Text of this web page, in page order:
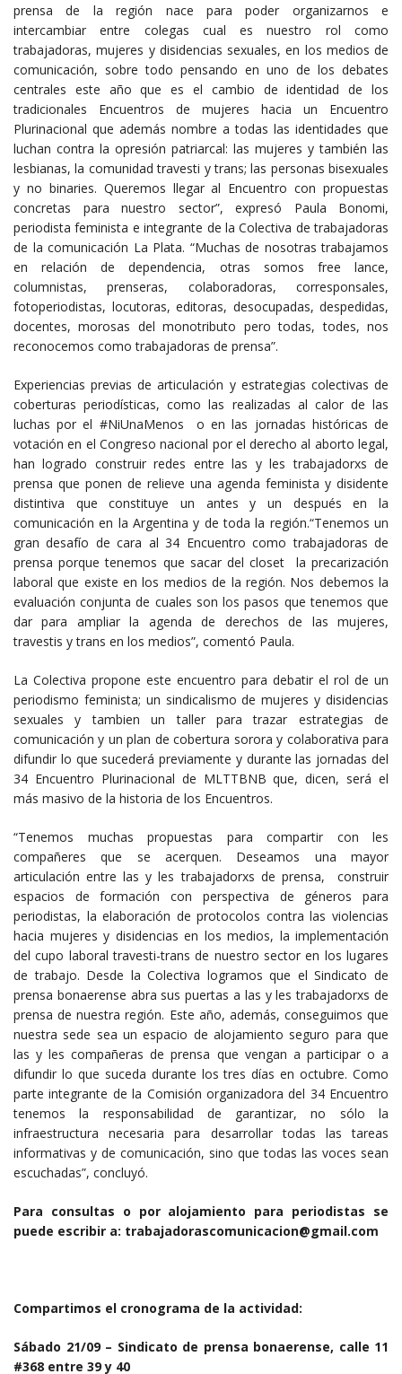
prensa de la región nace para poder organizarnos e
intercambiar entre colegas cual es nuestro rol como
trabajadoras, mujeres y disidencias sexuales, en los medios de
comunicación, sobre todo pensando en uno de los debates
centrales este año que es el cambio de identidad de los
tradicionales Encuentros de mujeres hacia un Encuentro
Plurinacional que además nombre a todas las identidades que
luchan contra la opresión patriarcal: las mujeres y también las
lesbianas, la comunidad travesti y trans; las personas bisexuales
y no binaries. Queremos llegar al Encuentro con propuestas
concretas para nuestro sector”, expresó Paula Bonomi,
periodista feminista e integrante de la Colectiva de trabajadoras
de la comunicación La Plata. “Muchas de nosotras trabajamos
en relación de dependencia, otras somos free lance,
columnistas, prenseras, colaboradoras, corresponsales,
fotoperiodistas, locutoras, editoras, desocupadas, despedidas,
docentes, morosas del monotributo pero todas, todes, nos
reconocemos como trabajadoras de prensa”.
Experiencias previas de articulación y estrategias colectivas de
coberturas periodísticas, como las realizadas al calor de las
luchas por el #NiUnaMenos o en las jornadas históricas de
votación en el Congreso nacional por el derecho al aborto legal,
han logrado construir redes entre las y les trabajadorxs de
prensa que ponen de relieve una agenda feminista y disidente
distintiva que constituye un antes y un después en la
comunicación en la Argentina y de toda la región.“Tenemos un
gran desafío de cara al 34 Encuentro como trabajadoras de
prensa porque tenemos que sacar del closet la precarización
laboral que existe en los medios de la región. Nos debemos la
evaluación conjunta de cuales son los pasos que tenemos que
dar para ampliar la agenda de derechos de las mujeres,
travestis y trans en los medios”, comentó Paula.
La Colectiva propone este encuentro para debatir el rol de un
periodismo feminista; un sindicalismo de mujeres y disidencias
sexuales y tambien un taller para trazar estrategias de
comunicación y un plan de cobertura sorora y colaborativa para
difundir lo que sucederá previamente y durante las jornadas del
34 Encuentro Plurinacional de MLTTBNB que, dicen, será el
más masivo de la historia de los Encuentros.
“Tenemos muchas propuestas para compartir con les
compañeres que se acerquen. Deseamos una mayor
articulación entre las y les trabajadorxs de prensa, construir
espacios de formación con perspectiva de géneros para
periodistas, la elaboración de protocolos contra las violencias
hacia mujeres y disidencias en los medios, la implementación
del cupo laboral travesti-trans de nuestro sector en los lugares
de trabajo. Desde la Colectiva logramos que el Sindicato de
prensa bonaerense abra sus puertas a las y les trabajadorxs de
prensa de nuestra región. Este año, además, conseguimos que
nuestra sede sea un espacio de alojamiento seguro para que
las y les compañeras de prensa que vengan a participar o a
difundir lo que suceda durante los tres días en octubre. Como
parte integrante de la Comisión organizadora del 34 Encuentro
tenemos la responsabilidad de garantizar, no sólo la
infraestructura necesaria para desarrollar todas las tareas
informativas y de comunicación, sino que todas las voces sean
escuchadas”, concluyó.
Para consultas o por alojamiento para periodistas se
puede escribir a: trabajadorascomunicacion@gmail.com
Compartimos el cronograma de la actividad:
Sábado 21/09 – Sindicato de prensa bonaerense, calle 11
#368 entre 39 y 40